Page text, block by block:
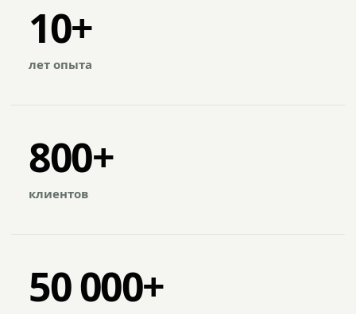
10+
лет опыта
800+
клиентов
50 000+